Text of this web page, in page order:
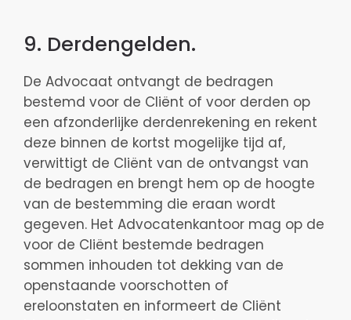
9. Derdengelden.
De Advocaat ontvangt de bedragen
bestemd voor de Cliënt of voor derden op
een afzonderlijke derdenrekening en rekent
deze binnen de kortst mogelijke tijd af,
verwittigt de Cliënt van de ontvangst van
de bedragen en brengt hem op de hoogte
van de bestemming die eraan wordt
gegeven. Het Advocatenkantoor mag op de
voor de Cliënt bestemde bedragen
sommen inhouden tot dekking van de
openstaande voorschotten of
ereloonstaten en informeert de Cliënt